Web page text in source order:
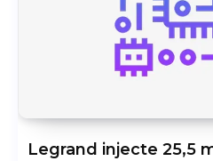
Legrand injecte 25,5